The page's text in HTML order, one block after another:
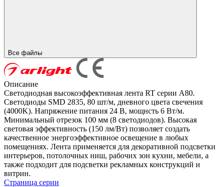
Все файлы
Описание
Светодиодная высокоэффективная лента RT серии A80.
Светодиоды SMD 2835, 80 шт/м, дневного цвета свечения
(4000K). Напряжение питания 24 В, мощнсть 6 Вт/м.
Минимальный отрезок 100 мм (8 светодиодов). Высокая
световая эффективность (150 лм/Вт) позволяет создать
качественное энергоэффективное освещение в любых
помещениях. Лента применяется для декоративной подсветки
интерьеров, потолочных ниш, рабочих зон кухни, мебели, а
также подходит для подсветки рекламных конструкций и
витрин.
Страница серии